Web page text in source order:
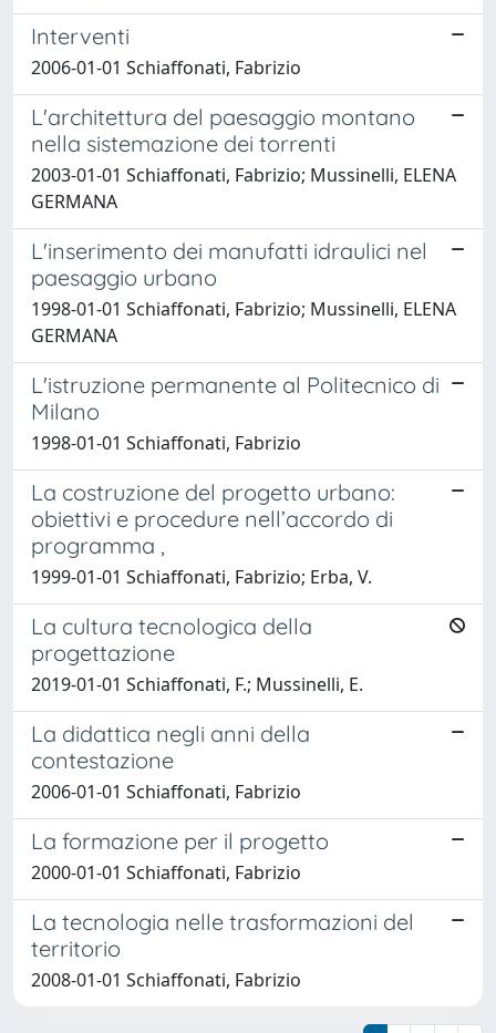
Interventi
2006-01-01 Schiaffonati, Fabrizio
L'architettura del paesaggio montano
nella sistemazione dei torrenti
2003-01-01 Schiaffonati, Fabrizio; Mussinelli, ELENA
GERMANA
L'inserimento dei manufatti idraulici nel
paesaggio urbano
1998-01-01 Schiaffonati, Fabrizio; Mussinelli, ELENA
GERMANA
L'istruzione permanente al Politecnico di
Milano
1998-01-01 Schiaffonati, Fabrizio
La costruzione del progetto urbano:
obiettivi e procedure nell’accordo di
programma ,
1999-01-01 Schiaffonati, Fabrizio; Erba, V.
La cultura tecnologica della
progettazione
2019-01-01 Schiaffonati, F.; Mussinelli, E.
La didattica negli anni della
contestazione
2006-01-01 Schiaffonati, Fabrizio
La formazione per il progetto
2000-01-01 Schiaffonati, Fabrizio
La tecnologia nelle trasformazioni del
territorio
2008-01-01 Schiaffonati, Fabrizio